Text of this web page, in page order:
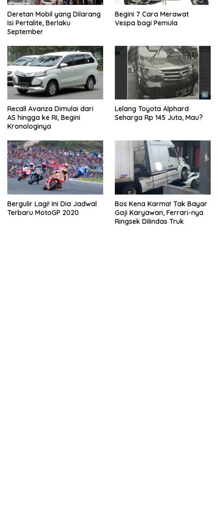
Deretan Mobil yang Dilarang
Isi Pertalite, Berlaku
September
Begini 7 Cara Merawat
Vespa bagi Pemula
Recall Avanza Dimulai dari
AS hingga ke RI, Begini
Kronologinya
Lelang Toyota Alphard
Seharga Rp 145 Juta, Mau?
Bergulir Lagi! Ini Dia Jadwal
Terbaru MotoGP 2020
Bos Kena Karma! Tak Bayar
Gaji Karyawan, Ferrari-nya
Ringsek Dilindas Truk